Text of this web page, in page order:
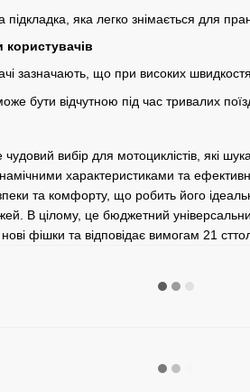
яка легко знімається для
користувачів
зазначають, що при високих
бути відчутною під час тривалих
вибір для мотоциклістів, які
характеристиками та
та комфорту, що робить його
В цілому, це бюджетний
фішки та відповідає вимогам 21